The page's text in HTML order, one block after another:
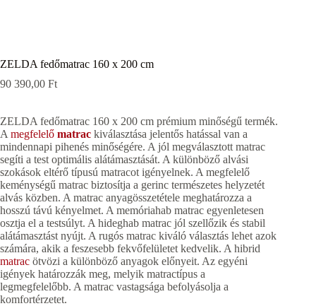
ZELDA fedőmatrac 160 x 200 cm
90 390,00 Ft
ZELDA fedőmatrac 160 x 200 cm prémium minőségű termék.
A megfelelő matrac kiválasztása jelentős hatással van a
mindennapi pihenés minőségére. A jól megválasztott matrac
segíti a test optimális alátámasztását. A különböző alvási
szokások eltérő típusú matracot igényelnek. A megfelelő
keménységű matrac biztosítja a gerinc természetes helyzetét
alvás közben. A matrac anyagösszetétele meghatározza a
hosszú távú kényelmet. A memóriahab matrac egyenletesen
osztja el a testsúlyt. A hideghab matrac jól szellőzik és stabil
alátámasztást nyújt. A rugós matrac kiváló választás lehet azok
számára, akik a feszesebb fekvőfelületet kedvelik. A hibrid
matrac ötvözi a különböző anyagok előnyeit. Az egyéni
igények határozzák meg, melyik matractípus a
legmegfelelőbb. A matrac vastagsága befolyásolja a
komfortérzetet.